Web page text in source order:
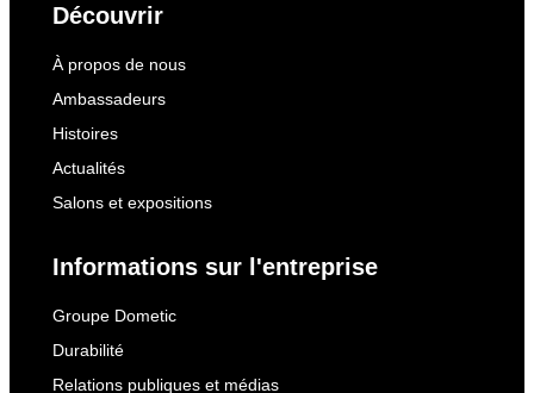
Découvrir
À propos de nous
Ambassadeurs
Histoires
Actualités
Salons et expositions
Informations sur l'entreprise
Groupe Dometic
Durabilité
Relations publiques et médias